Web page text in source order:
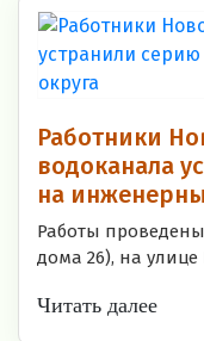
Работники
водоканала
на
Работы
дома 26), на
Читать далее